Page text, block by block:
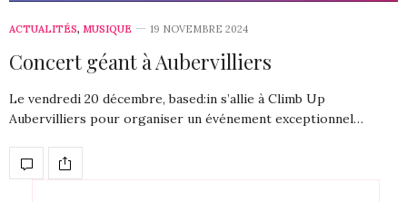
ACTUALITÉS, MUSIQUE 19 NOVEMBRE 2024
Concert géant à Aubervilliers
Le vendredi 20 décembre, based:in s’allie à Climb Up
Aubervilliers pour organiser un événement exceptionnel…